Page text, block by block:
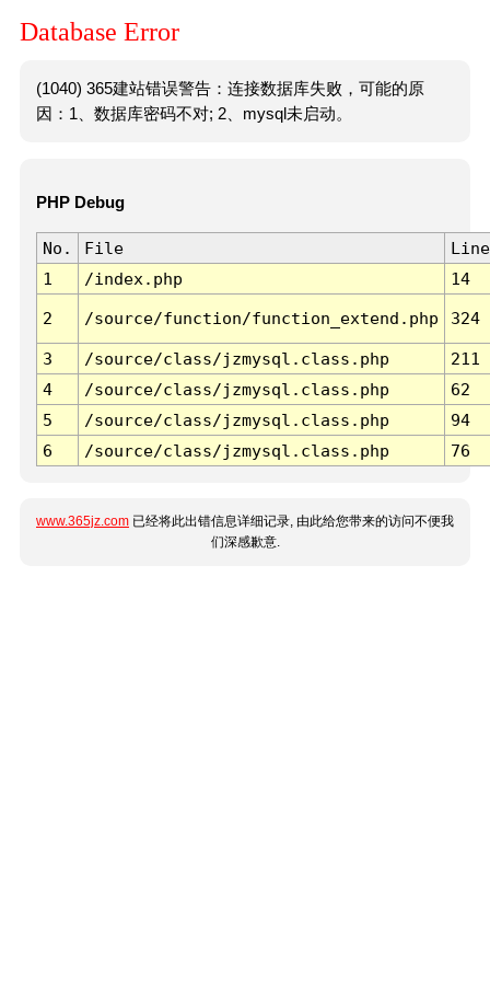
Database Error
(1040) 365建站错误警告：连接数据库失败，可能的原
因：1、数据库密码不对; 2、mysql未启动。
PHP Debug
No. File
Line
1
/index.php 14
2 /source/function/function_extend.php 324
3 /source/class/jzmysql.class.php
211
4
/source/class/jzmysql.class.php
62
5
/source/class/jzmysql.class.php
94
6
/source/class/jzmysql.class.php 76
www.365jz.com 已经将此出错信息详细记录, 由此给您带来的访问不便我
们深感歉意.